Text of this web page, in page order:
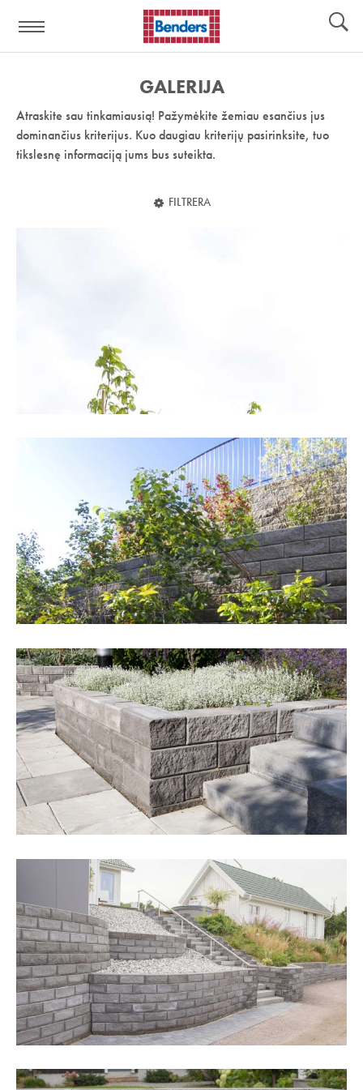
nuoroda:
GALERIJA
Atraskite sau tinkamiausią! Pažymėkite žemiau esančius jus
dominančius kriterijus. Kuo daugiau kriterijų pasirinksite, tuo
tikslesnę informaciją jums bus suteikta.
FILTRERA